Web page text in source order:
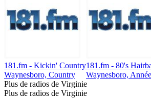
181.fm - Kickin' Country
Waynesboro, Country
181.fm - 80's
Waynesboro,
Plus de radios de Virginie
Plus de radios de Virginie